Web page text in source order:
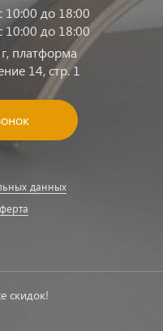
до 18:00
10:00 до 18:00
платформа
14, стр. 1
данных
скидок!